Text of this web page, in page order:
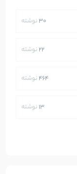
30نوشته
22نوشته
464نوشته
13نوشته